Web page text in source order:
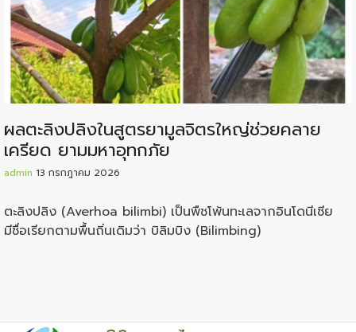
ผลตะลิงปลิงในสูตรยามูลจิตรใหญ่ช่วยคลาย
เครียด ยามมหาอุทกภัย
admin 13 กรกฎาคม 2026
ตะลิงปลิง (Averhoa bilimbi) เป็นพืชโพ้นทะเลจากอินโดนีเซีย
มีชื่อเรียกตามพื้นถิ่นเดิมว่า บิลิมบิง (Bilimbing)